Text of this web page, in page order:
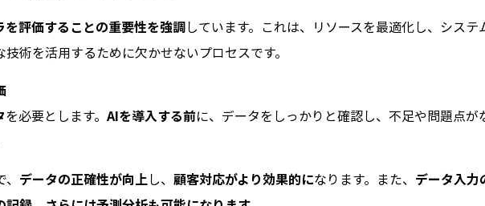
評価することの重要性を強調しています。これは、リソースを最適化し、システ
術を活用するために欠かせないプロセスです。
を必要とします。 AIを導入する前に、データをしっかりと確認し、不足や問題点が
データの正確性が向上し、 顧客対応がより効果的になります。また、 データ入力